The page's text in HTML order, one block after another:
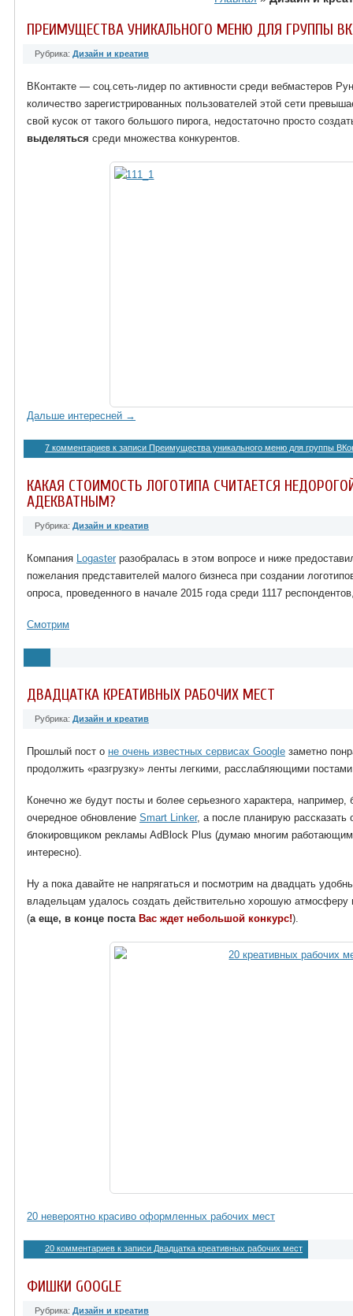
ПРЕИМУЩЕСТВА УНИКАЛЬНОГО МЕНЮ ДЛЯ ГРУППЫ
Рубрика: Дизайн и креатив
ВКонтакте — соц.сеть-лидер по активности среди вебмастеров
количество зарегистрированных пользователей этой сети
свой кусок от такого большого пирога, недостаточно просто
выделяться среди множества конкурентов.
Дальше интересней →
7 комментариев к записи Преимущества уникального меню для группы
КАКАЯ СТОИМОСТЬ ЛОГОТИПА СЧИТАЕТСЯ
АДЕКВАТНЫМ?
Рубрика: Дизайн и креатив
Компания Logaster разобралась в этом вопросе и ниже
пожелания представителей малого бизнеса при создании
опроса, проведенного в начале 2015 года среди 1117
Смотрим
ДВАДЦАТКА КРЕАТИВНЫХ РАБОЧИХ МЕСТ
Рубрика: Дизайн и креатив
Прошлый пост о не очень известных сервисах Google заметно
продолжить «разгрузку» ленты легкими, расслабляющими
Конечно же будут посты и более серьезного характера,
очередное обновление Smart Linker, а после планирую рассказать
блокировщиком рекламы AdBlock Plus (думаю многим
интересно).
Ну а пока давайте не напрягаться и посмотрим на двадцать
владельцам удалось создать действительно хорошую
(а еще, в конце поста Вас ждет небольшой конкурс!).
20 невероятно красиво оформленных рабочих мест
20 комментариев к записи Двадцатка креативных рабочих мест
ФИШКИ GOOGLE
Рубрика: Дизайн и креатив